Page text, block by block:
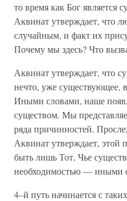
то время как Бог является
Аквинат утверждает, что
случайным, и факт их
Почему мы здесь? Что
Аквинат утверждает, что
нечто, уже существующее,
Иными словами, наше
существом. Мы
ряда причинностей.
Аквинат утверждает,
быть лишь Тот, Чье
необходимостью — иными
4–й путь начинается с